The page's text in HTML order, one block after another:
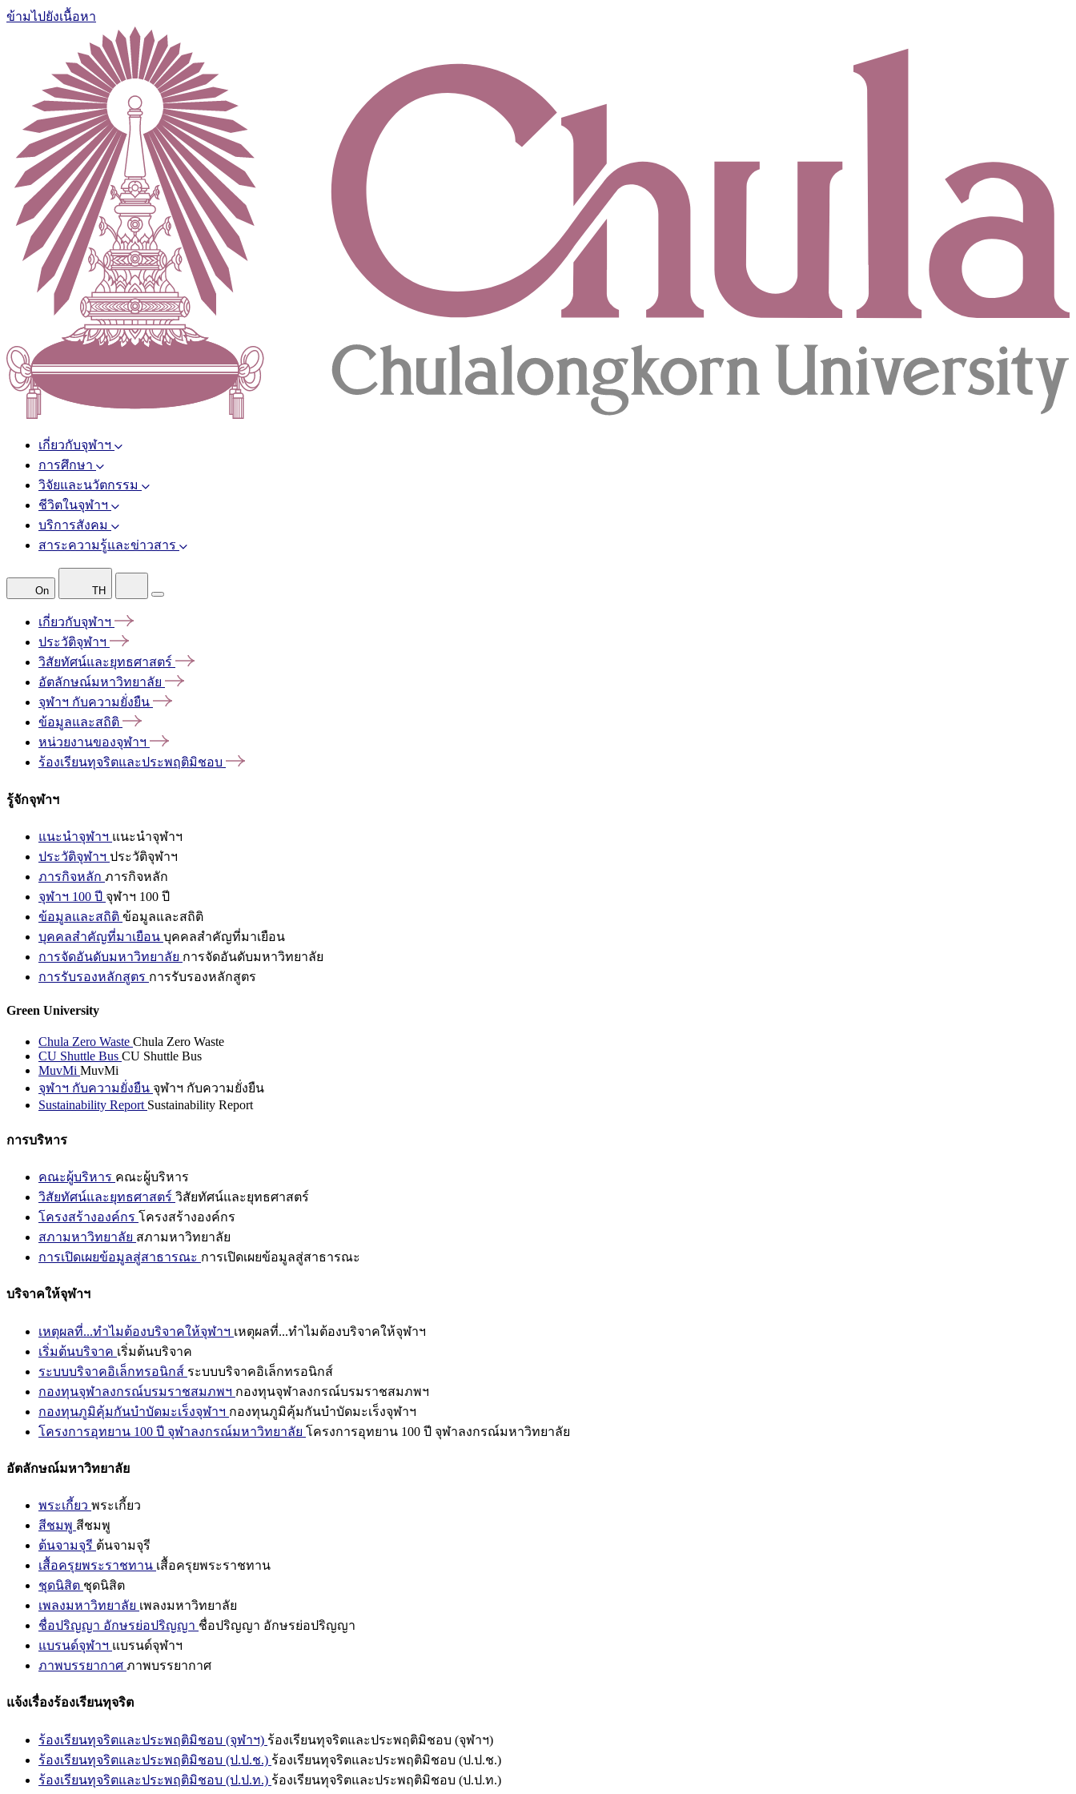
ข้ามไปยังเนื้อหา
เกี่ยวกับจุฬาฯ
การศึกษา
วิจัยและนวัตกรรม
ชีวิตในจุฬาฯ
บริการสังคม
สาระความรู้และข่าวสาร
On TH
เกี่ยวกับจุฬาฯ
ประวัติจุฬาฯ
วิสัยทัศน์และยุทธศาสตร์
อัตลักษณ์มหาวิทยาลัย
จุฬาฯ กับความยั่งยืน
ข้อมูลและสถิติ
หน่วยงานของจุฬาฯ
ร้องเรียนทุจริตและประพฤติมิชอบ
รู้จักจุฬาฯ
แนะนำจุฬาฯ แนะนำจุฬาฯ
ประวัติจุฬาฯ ประวัติจุฬาฯ
ภารกิจหลัก ภารกิจหลัก
จุฬาฯ 100 ปี จุฬาฯ 100 ปี
ข้อมูลและสถิติ ข้อมูลและสถิติ
บุคคลสำคัญที่มาเยือน บุคคลสำคัญที่มาเยือน
การจัดอันดับมหาวิทยาลัย การจัดอันดับมหาวิทยาลัย
การรับรองหลักสูตร การรับรองหลักสูตร
Green University
Chula Zero Waste Chula Zero Waste
CU Shuttle Bus CU Shuttle Bus
MuvMi MuvMi
จุฬาฯ กับความยั่งยืน จุฬาฯ กับความยั่งยืน
Sustainability Report Sustainability Report
การบริหาร
คณะผู้บริหาร คณะผู้บริหาร
วิสัยทัศน์และยุทธศาสตร์ วิสัยทัศน์และยุทธศาสตร์
โครงสร้างองค์กร โครงสร้างองค์กร
สภามหาวิทยาลัย สภามหาวิทยาลัย
การเปิดเผยข้อมูลสู่สาธารณะ การเปิดเผยข้อมูลสู่สาธารณะ
บริจาคให้จุฬาฯ
เหตุผลที่...ทำไมต้องบริจาคให้จุฬาฯ เหตุผลที่...ทำไมต้องบริจาคให้จุฬาฯ
เริ่มต้นบริจาค เริ่มต้นบริจาค
ระบบบริจาคอิเล็กทรอนิกส์ ระบบบริจาคอิเล็กทรอนิกส์
กองทุนจุฬาลงกรณ์บรมราชสมภพฯ กองทุนจุฬาลงกรณ์บรมราชสมภพฯ
กองทุนภูมิคุ้มกันบำบัดมะเร็งจุฬาฯ กองทุนภูมิคุ้มกันบำบัดมะเร็งจุฬาฯ
โครงการอุทยาน 100 ปี จุฬาลงกรณ์มหาวิทยาลัย โครงการอุทยาน 100 ปี จุฬาลงกรณ์มหาวิทยาลัย
อัตลักษณ์มหาวิทยาลัย
พระเกี้ยว พระเกี้ยว
สีชมพู สีชมพู
ต้นจามจุรี ต้นจามจุรี
เสื้อครุยพระราชทาน เสื้อครุยพระราชทาน
ชุดนิสิต ชุดนิสิต
เพลงมหาวิทยาลัย เพลงมหาวิทยาลัย
ชื่อปริญญา อักษรย่อปริญญา ชื่อปริญญา อักษรย่อปริญญา
แบรนด์จุฬาฯ แบรนด์จุฬาฯ
ภาพบรรยากาศ ภาพบรรยากาศ
แจ้งเรื่องร้องเรียนทุจริต
ร้องเรียนทุจริตและประพฤติมิชอบ (จุฬาฯ) ร้องเรียนทุจริตและประพฤติมิชอบ (จุฬาฯ)
ร้องเรียนทุจริตและประพฤติมิชอบ (ป.ป.ช.) ร้องเรียนทุจริตและประพฤติมิชอบ (ป.ป.ช.)
ร้องเรียนทุจริตและประพฤติมิชอบ (ป.ป.ท.) ร้องเรียนทุจริตและประพฤติมิชอบ (ป.ป.ท.)